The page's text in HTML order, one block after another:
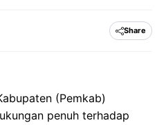
Share
(Pemkab)
penuh terhadap